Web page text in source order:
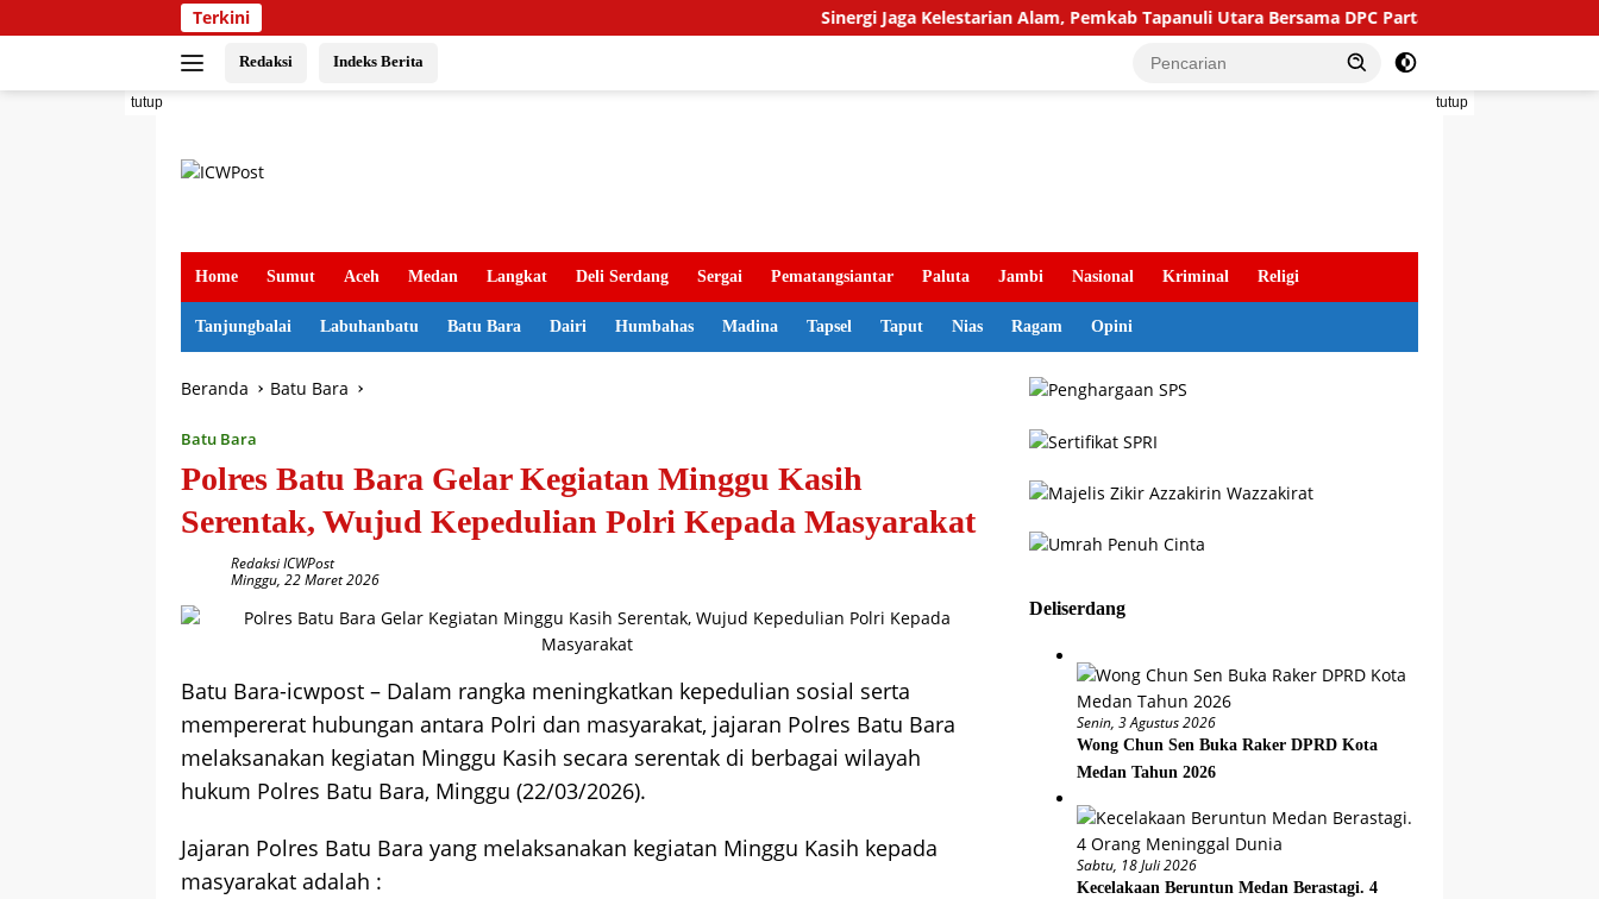
ke
Terkini Sinergi Jaga Kelestarian Alam, Pemkab Tapanuli Utara Bersama DPC Partai Demokrat Gelar Gotong
Redaksi Indeks Berita
tutup tutup
Home Sumut Aceh Medan Langkat Deli Serdang Sergai Pematangsiantar Paluta Jambi Nasional Kriminal Religi
Tanjungbalai Labuhanbatu Batu Bara Dairi Humbahas Madina Tapsel Taput Nias Ragam Opini
Beranda Batu Bara
Batu Bara
Polres Batu Bara Gelar Kegiatan Minggu Kasih
Serentak, Wujud Kepedulian Polri Kepada Masyarakat
Redaksi ICWPost
Minggu, 22 Maret 2026
Batu Bara-icwpost – Dalam rangka meningkatkan kepedulian sosial serta
mempererat hubungan antara Polri dan masyarakat, jajaran Polres Batu Bara
melaksanakan kegiatan Minggu Kasih secara serentak di berbagai wilayah
hukum Polres Batu Bara, Minggu (22/03/2026).
Jajaran Polres Batu Bara yang melaksanakan kegiatan Minggu Kasih kepada
masyarakat adalah :
Deliserdang
Senin, 3 Agustus 2026
Wong Chun Sen Buka Raker DPRD Kota
Medan Tahun 2026
Sabtu, 18 Juli 2026
Kecelakaan Beruntun Medan Berastagi. 4